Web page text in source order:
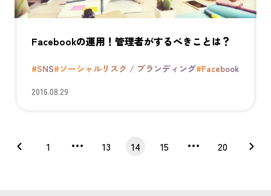
Facebookの運用！管理者がするべきことは？
#SNS#ソーシャルリスク / ブランディング#Facebook
2016.08.29
1 13 14 15 20